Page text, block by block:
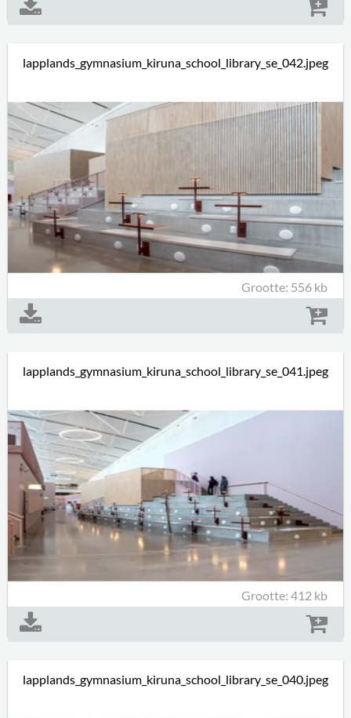
lapplands_gymnasium_kiruna_school_library_se_042.jpeg
Grootte: 556 kb
lapplands_gymnasium_kiruna_school_library_se_041.jpeg
Grootte: 412 kb
lapplands_gymnasium_kiruna_school_library_se_040.jpeg